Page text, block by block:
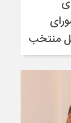
منتخب